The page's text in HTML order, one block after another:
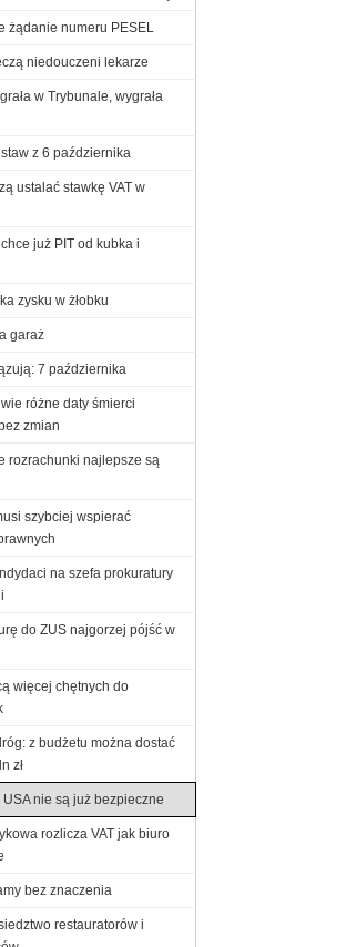
żądanie numeru PESEL
niedouczeni lekarze
w Trybunale, wygrała
z 6 października
ustalać stawkę VAT w
już PIT od kubka i
zysku w żłobku
garaż
7 października
różne daty śmierci
zmian
rozrachunki najlepsze są
szybciej wspierać
na szefa prokuratury
do ZUS najgorzej pójść w
więcej chętnych do
z budżetu można dostać
zł
nie są już bezpieczne
rozlicza VAT jak biuro
bez znaczenia
restauratorów i